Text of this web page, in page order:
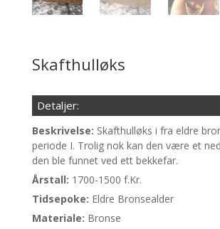
Skafthulløks
Detaljer:
Beskrivelse: Skafthulløks i fra eldre
periode I. Trolig nok kan den være et
den ble funnet ved ett bekkefar.
Årstall: 1700-1500 f.Kr.
Tidsepoke: Eldre Bronsealder
Materiale: Bronse